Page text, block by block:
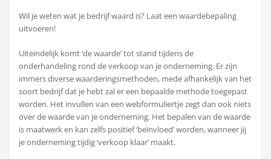
Wil je weten wat je bedrijf waard is? Laat een waardebepaling
uitvoeren!
Uiteindelijk komt ‘de waarde’ tot stand tijdens de
onderhandeling rond de verkoop van je onderneming. Er zijn
immers diverse waarderingsmethoden, mede afhankelijk van het
soort bedrijf dat je hebt zal er een bepaalde methode toegepast
worden. Het invullen van een webformuliertje zegt dan ook niets
over de waarde van je onderneming. Het bepalen van de waarde
is maatwerk en kan zelfs positief ‘beïnvloed’ worden, wanneer jij
je onderneming tijdig ‘verkoop klaar’ maakt.